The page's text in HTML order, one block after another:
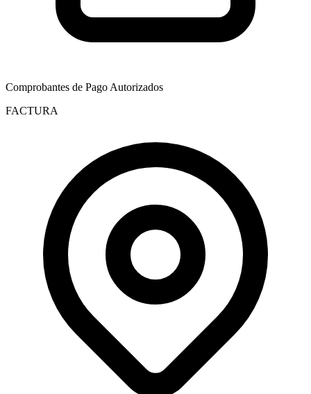
Comprobantes de Pago Autorizados
FACTURA